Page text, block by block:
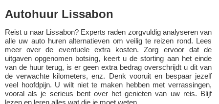
Autohuur Lissabon
Reist u naar Lissabon? Experts raden zorgvuldig analyseren van
alle uw auto huren alternatieven om veilig te reizen rond. Lees
meer over de eventuele extra kosten. Zorg ervoor dat de
uitgaven opgenomen botsing, keert u de storting aan het einde
van de huur terug, is er geen extra bedrag overschrijdt u dit van
de verwachte kilometers, enz. Denk vooruit en bespaar jezelf
veel hoofdpijn. U wilt niet te maken hebben met verrassingen,
vooral als je serieus bent over het genieten van uw reis. Blijf
lezen en leren alles wat die je moet weten.